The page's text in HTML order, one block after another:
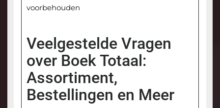
voorbehouden
Veelgestelde Vragen
over Boek Totaal:
Assortiment,
Bestellingen en Meer